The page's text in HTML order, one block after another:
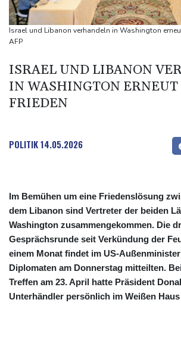
Kolumbien: Neuer Präsident kündigt
gegen Drogengewalt an
BUND kritisiert Lockerung von Sonn- und
Trump spricht nach Ballsaal-Urteil von
Israel und Libanon verhandeln in Washington
AFP
ISRAEL UND LIBANON
IN WASHINGTON ERNEUT
FRIEDEN
POLITIK14.05.2026
Im Bemühen um eine Friedenslösung
dem Libanon sind Vertreter der beiden
Washington zusammengekommen. Die
Gesprächsrunde seit Verkündung der
einem Monat findet im US-
Diplomaten am Donnerstag mitteilten.
Treffen am 23. April hatte Präsident
Unterhändler persönlich im Weißen